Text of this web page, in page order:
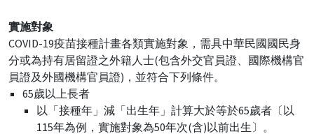
實施對象
COVID-19疫苗接種計畫各類實施對象，需具中華民國國民身
分或為持有居留證之外籍人士(包含外交官員證、國際機構官
員證及外國機構官員證)，並符合下列條件。
65歲以上長者
以「接種年」減「出生年」計算大於等於65歲者〔以
115年為例，實施對象為50年次(含)以前出生〕。